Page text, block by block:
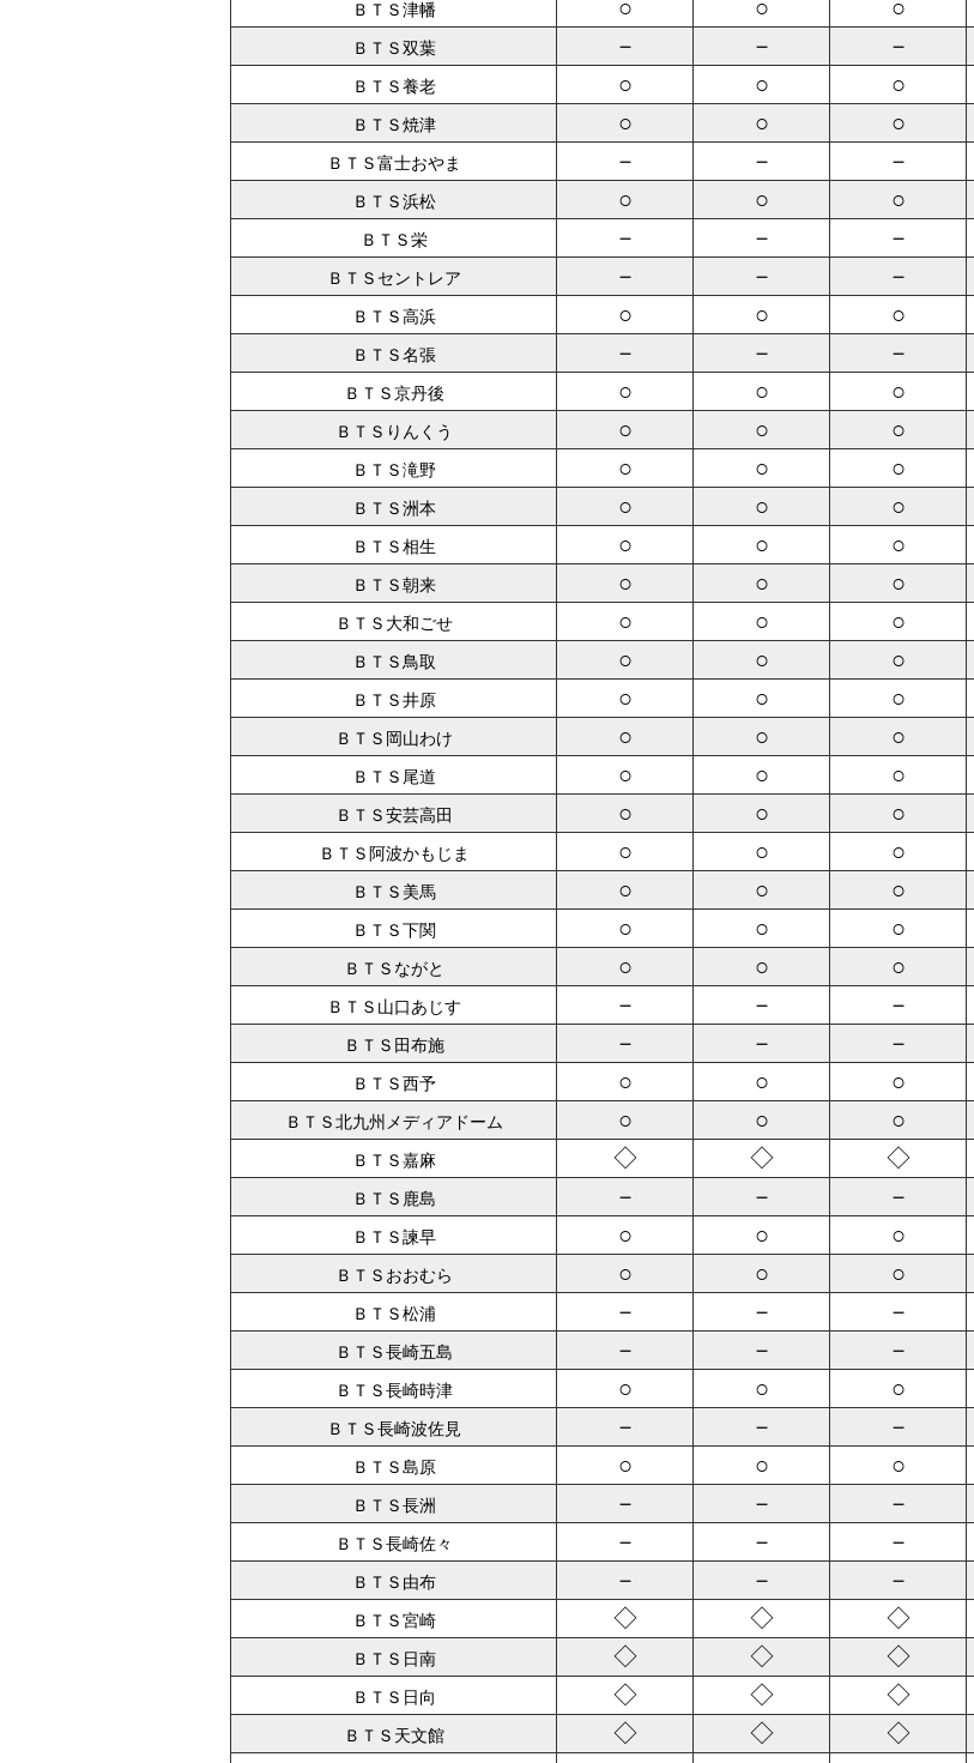
ＢＴＳ津幡 ○ ○ ○
ＢＴＳ双葉 － － －
ＢＴＳ養老 ○ ○ ○
ＢＴＳ焼津 ○ ○ ○
ＢＴＳ富士おやま － － －
ＢＴＳ浜松 ○ ○ ○
ＢＴＳ栄 － － －
ＢＴＳセントレア － － －
ＢＴＳ高浜 ○ ○ ○
ＢＴＳ名張 － － －
ＢＴＳ京丹後 ○ ○ ○
ＢＴＳりんくう ○ ○ ○
ＢＴＳ滝野 ○ ○ ○
ＢＴＳ洲本 ○ ○ ○
ＢＴＳ相生 ○ ○ ○
ＢＴＳ朝来 ○ ○ ○
ＢＴＳ大和ごせ ○ ○ ○
ＢＴＳ鳥取 ○ ○ ○
ＢＴＳ井原 ○ ○ ○
ＢＴＳ岡山わけ ○ ○ ○
ＢＴＳ尾道 ○ ○ ○
ＢＴＳ安芸高田 ○ ○ ○
ＢＴＳ阿波かもじま ○ ○ ○
ＢＴＳ美馬 ○ ○ ○
ＢＴＳ下関 ○ ○ ○
ＢＴＳながと ○ ○ ○
ＢＴＳ山口あじす － － －
ＢＴＳ田布施 － － －
ＢＴＳ西予 ○ ○ ○
ＢＴＳ北九州メディアドーム ○ ○ ○
ＢＴＳ嘉麻 ◇ ◇ ◇
ＢＴＳ鹿島 － － －
ＢＴＳ諫早 ○ ○ ○
ＢＴＳおおむら ○ ○ ○
ＢＴＳ松浦 － － －
ＢＴＳ長崎五島 － － －
ＢＴＳ長崎時津 ○ ○ ○
ＢＴＳ長崎波佐見 － － －
ＢＴＳ島原 ○ ○ ○
ＢＴＳ長洲 － － －
ＢＴＳ長崎佐々 － － －
ＢＴＳ由布 － － －
ＢＴＳ宮崎 ◇ ◇ ◇
ＢＴＳ日南 ◇ ◇ ◇
ＢＴＳ日向 ◇ ◇ ◇
ＢＴＳ天文館 ◇ ◇ ◇